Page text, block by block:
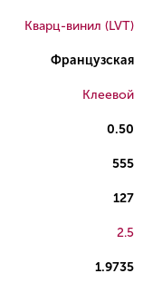
Кварц-винил (LVT)
Французская
Клеевой
0.50
555
127
2.5
1.9735